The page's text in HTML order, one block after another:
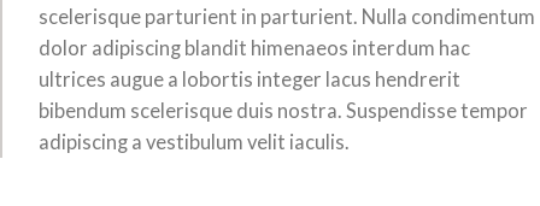
scelerisque parturient in parturient. Nulla condimentum
dolor adipiscing blandit himenaeos interdum hac
ultrices augue a lobortis integer lacus hendrerit
bibendum scelerisque duis nostra. Suspendisse tempor
adipiscing a vestibulum velit iaculis.